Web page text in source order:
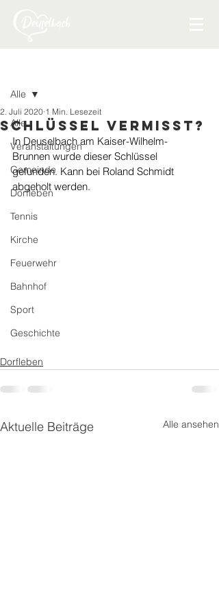
Alle
Veranstaltungen
Gemeinde
Dorfleben
Tennis
Kirche
Feuerwehr
Bahnhof
Sport
Geschichte
Alle
Schlüssel Vermisst?
2. Juli 2020 1 Min. Lesezeit
In Deuselbach am Kaiser-Wilhelm-
Brunnen wurde dieser Schlüssel
gefunden. Kann bei Roland Schmidt
abgeholt werden.
Dorfleben
Aktuelle Beiträge Alle ansehen